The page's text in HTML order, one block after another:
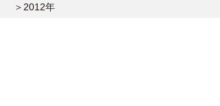
＞2012年